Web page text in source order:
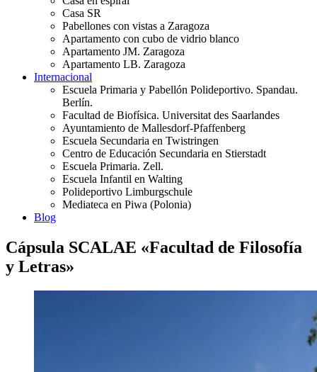
Casa SR
Pabellones con vistas a Zaragoza
Apartamento con cubo de vidrio blanco
Apartamento JM. Zaragoza
Apartamento LB. Zaragoza
Internacional
Escuela Primaria y Pabellón Polideportivo. Spandau.
Berlín.
Facultad de Biofísica. Universitat des Saarlandes
Ayuntamiento de Mallesdorf-Pfaffenberg
Escuela Secundaria en Twistringen
Centro de Educación Secundaria en Stierstadt
Escuela Primaria. Zell.
Escuela Infantil en Walting
Polideportivo Limburgschule
Mediateca en Piwa (Polonia)
Blog
Cápsula SCALAE «Facultad de Filosofía
y Letras»